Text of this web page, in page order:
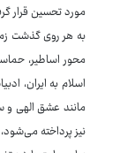
مورد تحسین قرار
به هر روی گذشت
محور اساطیر،
اسلام به ایران،
مانند عشق الهی و
نیز پرداخته